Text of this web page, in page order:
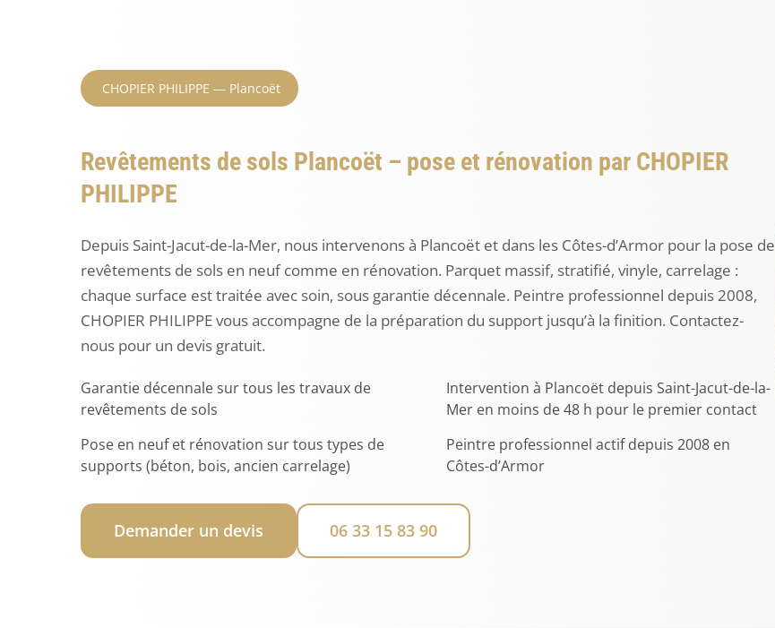
CHOPIER PHILIPPE — Plancoët
Revêtements de sols Plancoët – pose et rénovation par CHOPIER
PHILIPPE
Depuis Saint-Jacut-de-la-Mer, nous intervenons à Plancoët et dans les Côtes-d’Armor pour la pose de
revêtements de sols en neuf comme en rénovation. Parquet massif, stratifié, vinyle, carrelage :
chaque surface est traitée avec soin, sous garantie décennale. Peintre professionnel depuis 2008,
CHOPIER PHILIPPE vous accompagne de la préparation du support jusqu’à la finition. Contactez-
nous pour un devis gratuit.
Garantie décennale sur tous les travaux de
revêtements de sols
Intervention à Plancoët depuis Saint-Jacut-de-la-
Mer en moins de 48 h pour le premier contact
Pose en neuf et rénovation sur tous types de
supports (béton, bois, ancien carrelage)
Peintre professionnel actif depuis 2008 en
Côtes-d’Armor
Demander un devis 06 33 15 83 90